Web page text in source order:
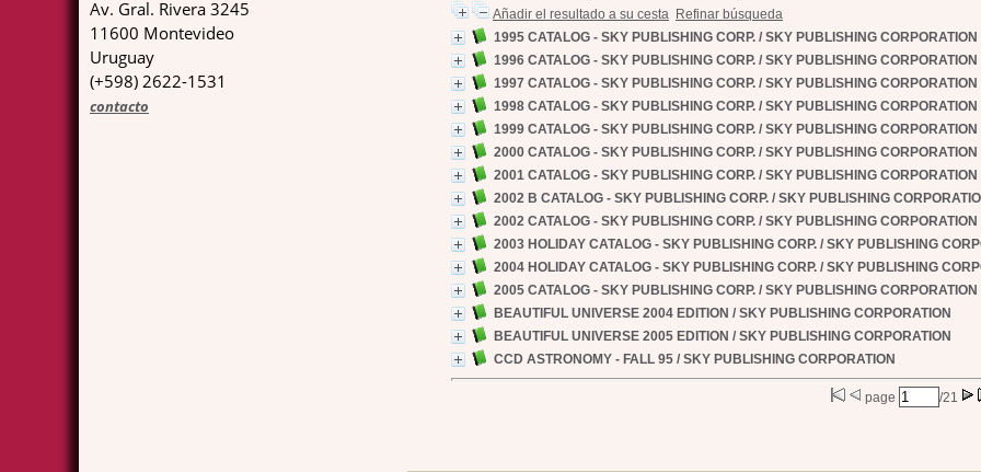
Añadir el resultado a su cesta Refinar búsqueda
1995 CATALOG - SKY PUBLISHING CORP. / SKY PUBLISHING CORPORATION
1996 CATALOG - SKY PUBLISHING CORP. / SKY PUBLISHING CORPORATION
1997 CATALOG - SKY PUBLISHING CORP. / SKY PUBLISHING CORPORATION
1998 CATALOG - SKY PUBLISHING CORP. / SKY PUBLISHING CORPORATION
1999 CATALOG - SKY PUBLISHING CORP. / SKY PUBLISHING CORPORATION
2000 CATALOG - SKY PUBLISHING CORP. / SKY PUBLISHING CORPORATION
2001 CATALOG - SKY PUBLISHING CORP. / SKY PUBLISHING CORPORATION
2002 B CATALOG - SKY PUBLISHING CORP. / SKY PUBLISHING
2002 CATALOG - SKY PUBLISHING CORP. / SKY PUBLISHING CORPORATION
2003 HOLIDAY CATALOG - SKY PUBLISHING CORP. / SKY PUBLISHING
2004 HOLIDAY CATALOG - SKY PUBLISHING CORP. / SKY PUBLISHING
2005 CATALOG - SKY PUBLISHING CORP. / SKY PUBLISHING CORPORATION
BEAUTIFUL UNIVERSE 2004 EDITION / SKY PUBLISHING CORPORATION
BEAUTIFUL UNIVERSE 2005 EDITION / SKY PUBLISHING CORPORATION
CCD ASTRONOMY - FALL 95 / SKY PUBLISHING CORPORATION
page /21
Av. Gral. Rivera 3245
11600 Montevideo
Uruguay
(+598) 2622-1531
contacto